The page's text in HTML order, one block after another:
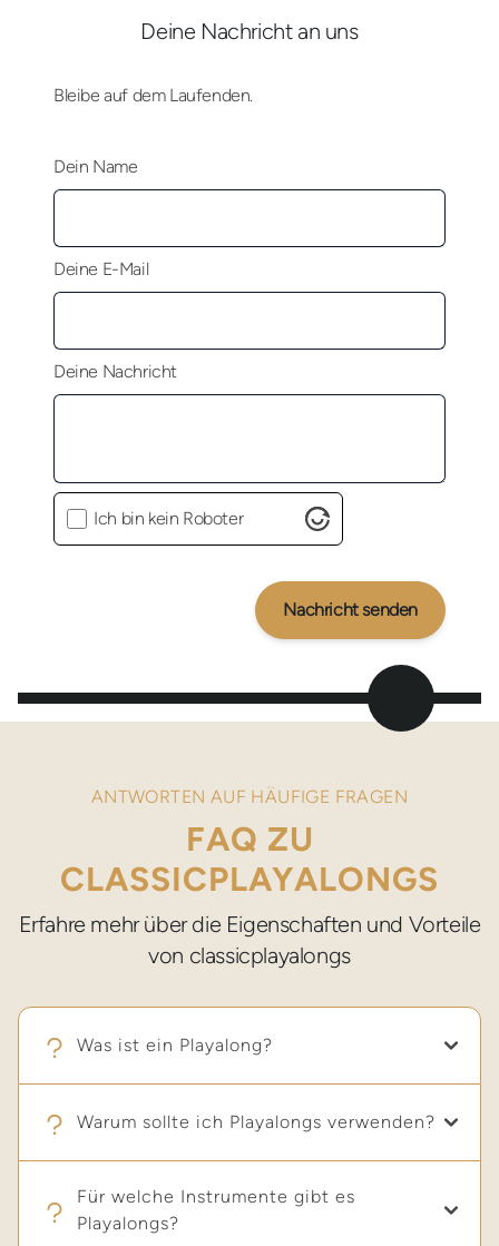
Deine Nachricht an uns
Bleibe auf dem Laufenden.
Dein Name
Deine E-Mail
Deine Nachricht
Ich bin kein Roboter
Nachricht senden
ANTWORTEN AUF HÄUFIGE FRAGEN
FAQ ZU
CLASSICPLAYALONGS
Erfahre mehr über die Eigenschaften und Vorteile
von classicplayalongs
Was ist ein Playalong?
Ein Playalong ist eine Musikaufnahme, bei der ein Instrument
Instrumentalisten oder Sänger. Die classicplayalongs sind auf
Holzblas-. Blechblas- und Streichinstrumente fokussiert, um
Musikern die Möglichkeit zu geben als Solist mit einem ganzen
Warum sollte ich Playalongs verwenden?
Du hast mehr Spaß beim Musizieren und wirst schneller
besser. Playlongs helfen beim Üben, beim Timing und
Für welche Instrumente gibt es
Playalongs?